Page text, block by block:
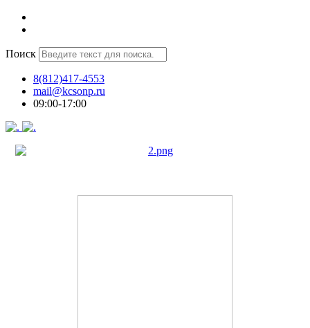
Поиск
8(812)417-4553
mail@kcsonp.ru
09:00-17:00